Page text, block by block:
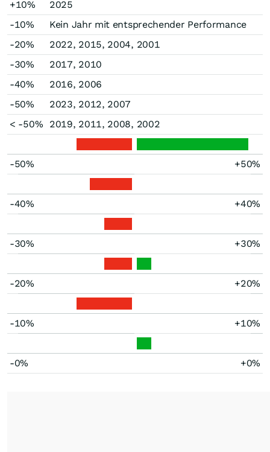
+10%
2025
-10%
Kein Jahr mit entsprechender Performance
-20%
2022, 2015, 2004, 2001
-30%
2017, 2010
-40%
2016, 2006
-50%
2023, 2012, 2007
< -50%
2019, 2011, 2008, 2002
-50% +50%
-40% +40%
-30% +30%
-20% +20%
-10% +10%
-0% +0%